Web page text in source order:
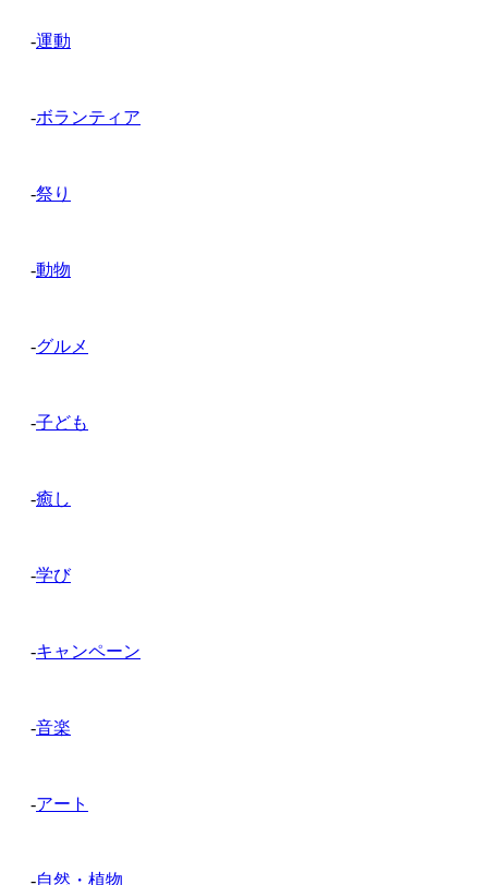
-運動
-ボランティア
-祭り
-動物
-グルメ
-子ども
-癒し
-学び
-キャンペーン
-音楽
-アート
-自然・植物